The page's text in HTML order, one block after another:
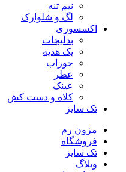
نیم تنه
لگ و شلوارک
اکسسوری
بدلیجات
پک هدیه
جوراب
عطر
عینک
کلاه و دست کش
تک سایز
مزون رم
فروشگاه
تک سایز
وبلاگ